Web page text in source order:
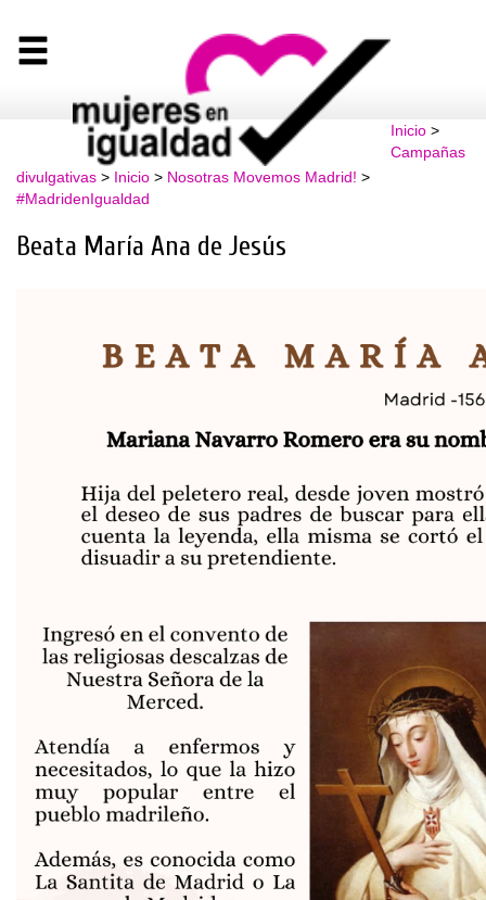
Inicio>
Campañas
divulgativas > Inicio > Nosotras Movemos Madrid! >
#MadridenIgualdad
Beata María Ana de Jesús